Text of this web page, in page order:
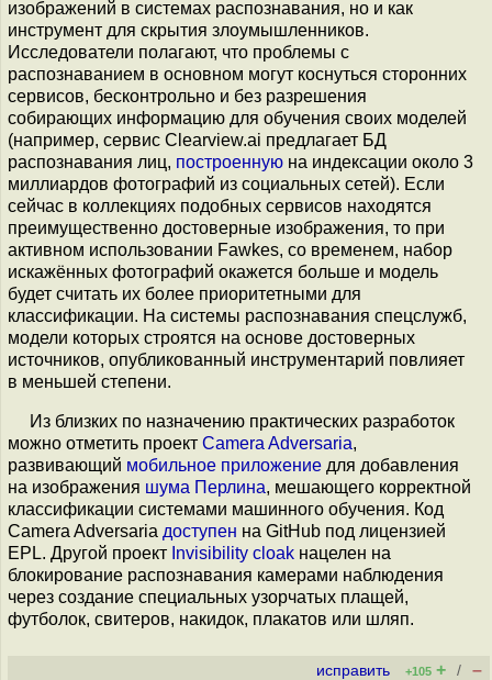
изображений в системах распознавания, но и как
инструмент для скрытия злоумышленников.
Исследователи полагают, что проблемы с
распознаванием в основном могут коснуться сторонних
сервисов, бесконтрольно и без разрешения
собирающих информацию для обучения своих моделей
(например, сервис Clearview.ai предлагает БД
распознавания лиц, построенную на индексации около 3
миллиардов фотографий из социальных сетей). Если
сейчас в коллекциях подобных сервисов находятся
преимущественно достоверные изображения, то при
активном использовании Fawkes, со временем, набор
искажённых фотографий окажется больше и модель
будет считать их более приоритетными для
классификации. На системы распознавания спецслужб,
модели которых строятся на основе достоверных
источников, опубликованный инструментарий повлияет
в меньшей степени.
Из близких по назначению практических разработок
можно отметить проект Camera Adversaria,
развивающий мобильное приложение для добавления
на изображения шума Перлина, мешающего корректной
классификации системами машинного обучения. Код
Camera Adversaria доступен на GitHub под лицензией
EPL. Другой проект Invisibility cloak нацелен на
блокирование распознавания камерами наблюдения
через создание специальных узорчатых плащей,
футболок, свитеров, накидок, плакатов или шляп.
исправить +105 + / –